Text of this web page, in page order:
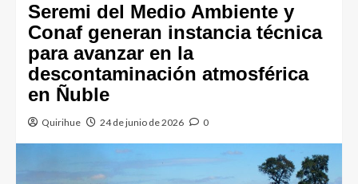
Seremi del Medio Ambiente y
Conaf generan instancia técnica
para avanzar en la
descontaminación atmosférica
en Ñuble
Quirihue 24 de junio de 2026 0